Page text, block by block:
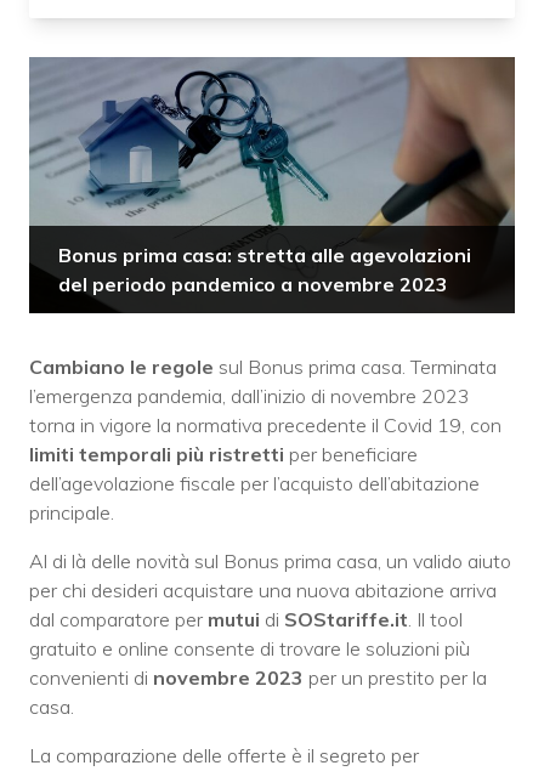
Bonus prima casa: stretta alle agevolazioni
del periodo pandemico a novembre 2023
Cambiano le regole sul Bonus prima casa. Terminata
l’emergenza pandemia, dall’inizio di novembre 2023
torna in vigore la normativa precedente il Covid 19, con
limiti temporali più ristretti per beneficiare
dell’agevolazione fiscale per l’acquisto dell’abitazione
principale.
Al di là delle novità sul Bonus prima casa, un valido aiuto
per chi desideri acquistare una nuova abitazione arriva
dal comparatore per mutui di SOStariffe.it. Il tool
gratuito e online consente di trovare le soluzioni più
convenienti di novembre 2023 per un prestito per la
casa.
La comparazione delle offerte è il segreto per